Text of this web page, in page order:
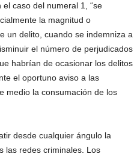
caso del numeral 1, “se
la magnitud o
un delito, cuando se indemniza a
el número de perjudicados
habrían de ocasionar los delitos
el oportuno aviso a las
medio la consumación de los
desde cualquier ángulo la
las redes criminales. Los